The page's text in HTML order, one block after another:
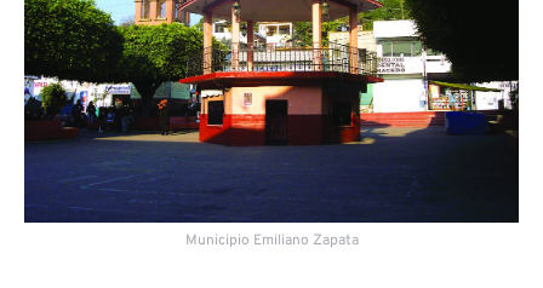
Municipio Emiliano Zapata